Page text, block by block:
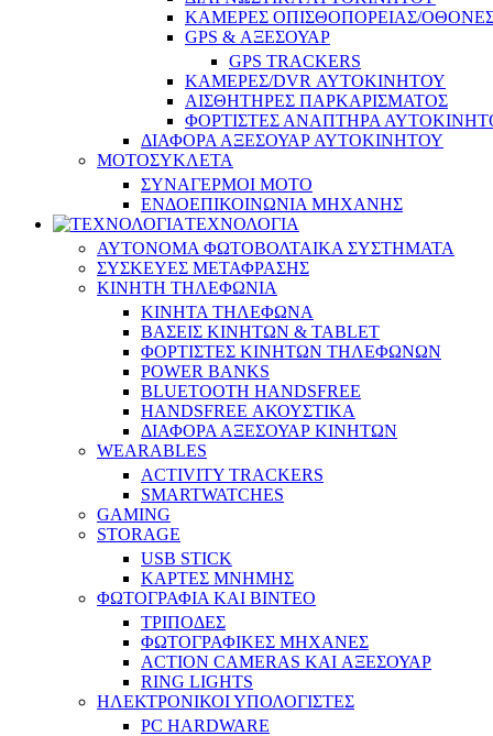
ΚΑΜΕΡΕΣ ΟΠΙΣΘΟΠΟΡΕΙΑΣ/
GPS & ΑΞΕΣΟΥΑΡ
GPS TRACKERS
ΚΑΜΕΡΕΣ/DVR ΑΥΤΟΚΙΝΗΤΟΥ
ΑΙΣΘΗΤΗΡΕΣ ΠΑΡΚΑΡΙΣΜΑΤΟΣ
ΦΟΡΤΙΣΤΕΣ ΑΝΑΠΤΗΡΑ
ΔΙΑΦΟΡΑ ΑΞΕΣΟΥΑΡ ΑΥΤΟΚΙΝΗΤΟΥ
ΜΟΤΟΣΥΚΛΕΤΑ
ΣΥΝΑΓΕΡΜΟΙ ΜΟΤΟ
ΕΝΔΟΕΠΙΚΟΙΝΩΝΙΑ ΜΗΧΑΝΗΣ
ΤΕΧΝΟΛΟΓΙΑ
ΑΥΤΟΝΟΜΑ ΦΩΤΟΒΟΛΤΑΙΚΑ ΣΥΣΤΗΜΑΤΑ
ΣΥΣΚΕΥΕΣ ΜΕΤΑΦΡΑΣΗΣ
ΚΙΝΗΤΗ ΤΗΛΕΦΩΝΙΑ
ΚΙΝΗΤΑ ΤΗΛΕΦΩΝΑ
ΒΑΣΕΙΣ ΚΙΝΗΤΩΝ & TABLET
ΦΟΡΤΙΣΤΕΣ ΚΙΝΗΤΩΝ ΤΗΛΕΦΩΝΩΝ
POWER BANKS
BLUETOOTH HANDSFREE
HANDSFREE ΑΚΟΥΣΤΙΚΑ
ΔΙΑΦΟΡΑ ΑΞΕΣΟΥΑΡ ΚΙΝΗΤΩΝ
WEARABLES
ACTIVITY TRACKERS
SMARTWATCHES
GAMING
STORAGE
USB STICK
ΚΑΡΤΕΣ ΜΝΗΜΗΣ
ΦΩΤΟΓΡΑΦΙΑ ΚΑΙ ΒΙΝΤΕΟ
ΤΡΙΠΟΔΕΣ
ΦΩΤΟΓΡΑΦΙΚΕΣ ΜΗΧΑΝΕΣ
ACTION CAMERAS KAI ΑΞΕΣΟΥΑΡ
RING LIGHTS
ΗΛΕΚΤΡΟΝΙΚΟΙ ΥΠΟΛΟΓΙΣΤΕΣ
PC HARDWARE